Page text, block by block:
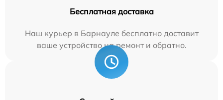
Бесплатная доставка
Наш курьер в Барнауле бесплатно доставит
ваше устройство на ремонт и обратно.